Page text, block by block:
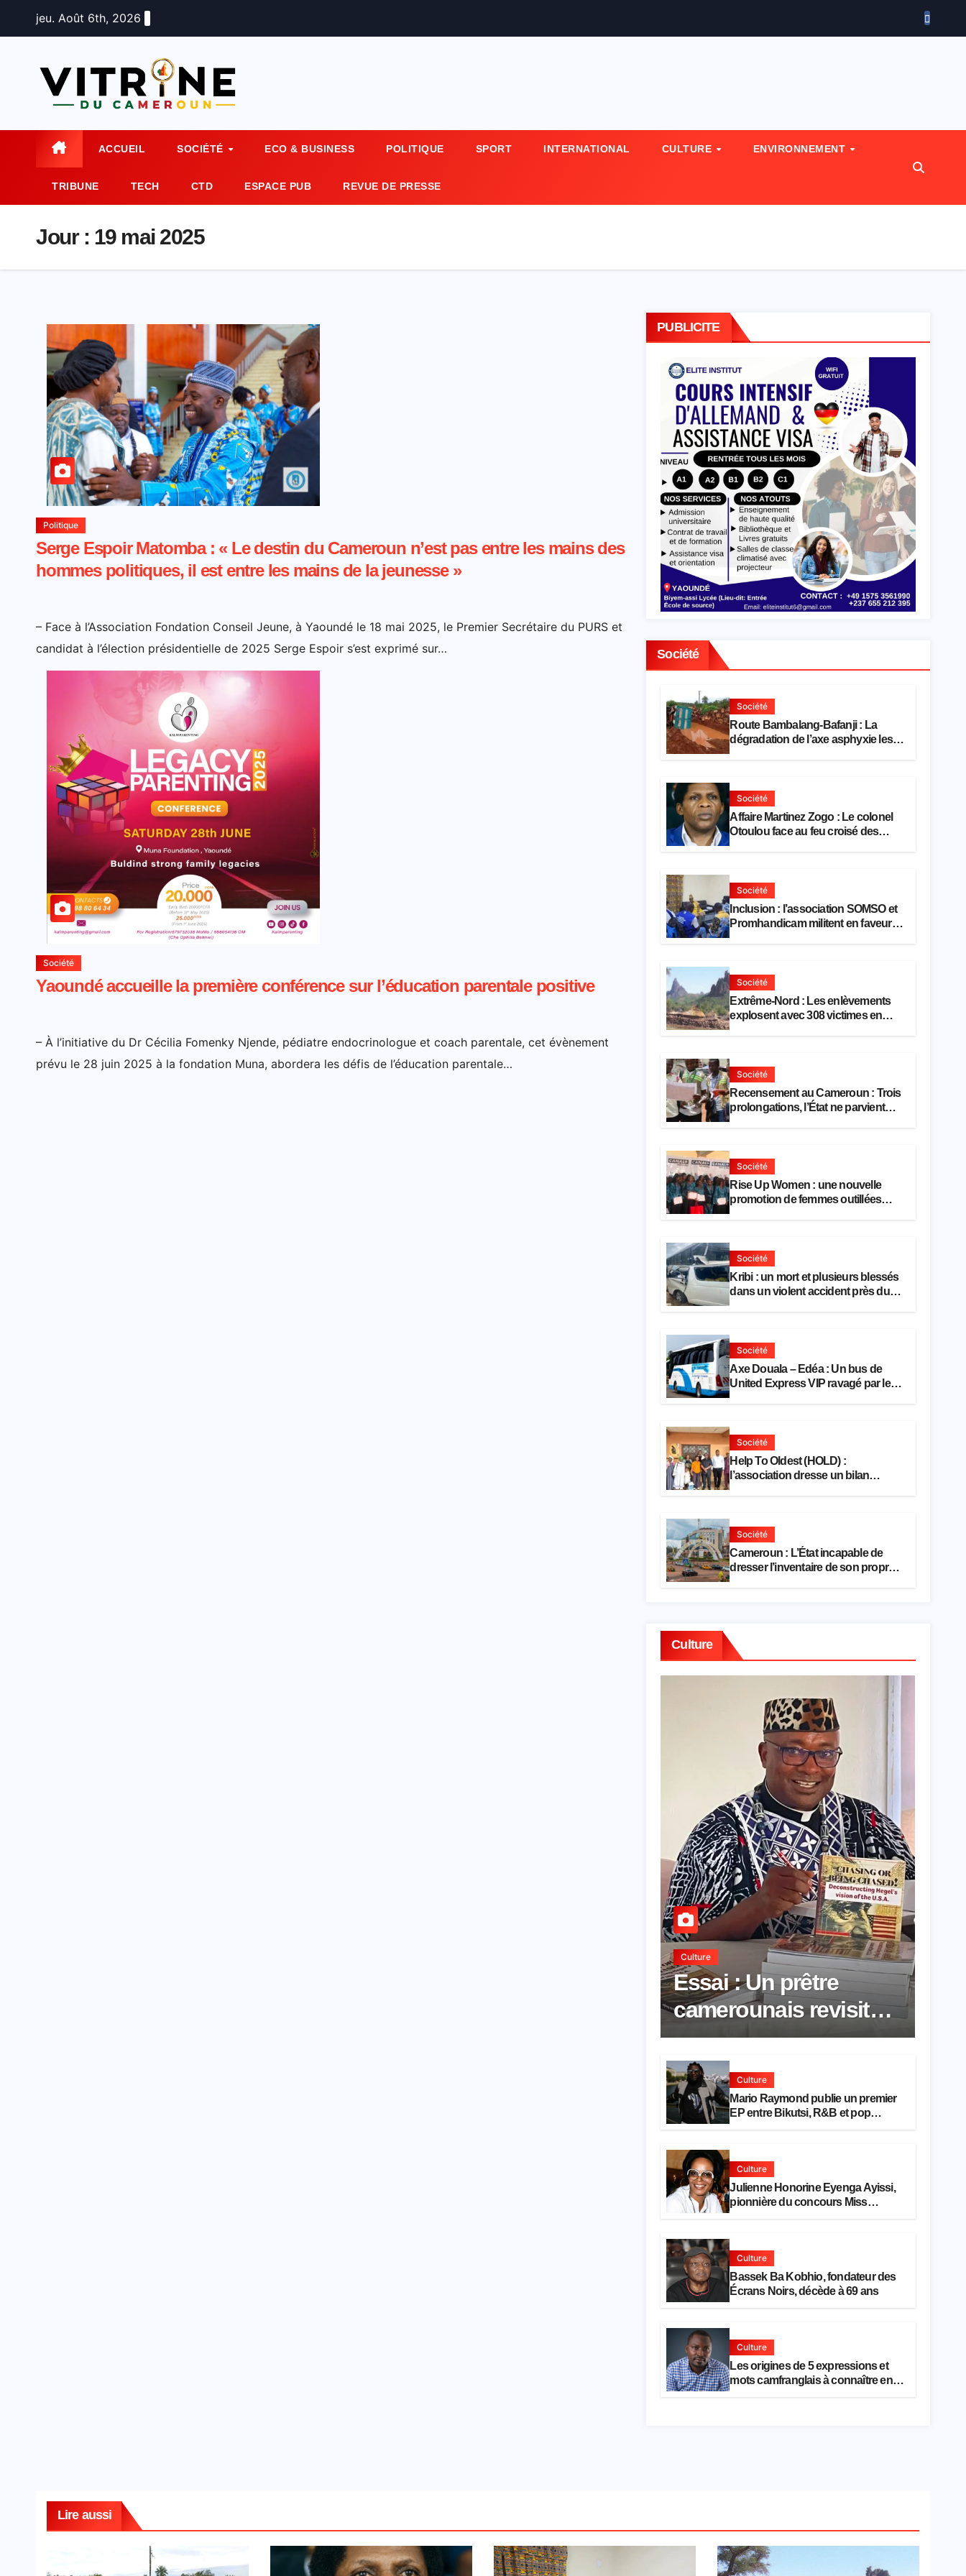
jeu. Août 6th, 2026
ACCUEIL SOCIÉTÉ ECO & BUSINESS POLITIQUE SPORT INTERNATIONAL CULTURE ENVIRONNEMENT
TRIBUNE TECH CTD ESPACE PUB REVUE DE PRESSE
Jour : 19 mai 2025
Politique
Serge Espoir Matomba : « Le destin du Cameroun n’est pas entre les mains des
hommes politiques, il est entre les mains de la jeunesse »
– Face à l’Association Fondation Conseil Jeune, à Yaoundé le 18 mai 2025, le Premier Secrétaire du PURS et
candidat à l’élection présidentielle de 2025 Serge Espoir s’est exprimé sur…
Société
Yaoundé accueille la première conférence sur l’éducation parentale positive
– À l’initiative du Dr Cécilia Fomenky Njende, pédiatre endocrinologue et coach parentale, cet évènement
prévu le 28 juin 2025 à la fondation Muna, abordera les défis de l’éducation parentale…
PUBLICITE
Société
Société
Route Bambalang-Bafanji : La
dégradation de l’axe asphyxie les
Société
Affaire Martinez Zogo : Le colonel
Otoulou face au feu croisé des
Société
Inclusion : l’association SOMSO et
Promhandicam militent en faveur
Société
Extrême-Nord : Les enlèvements
explosent avec 308 victimes en
Société
Recensement au Cameroun : Trois
prolongations, l’État ne parvient
Société
Rise Up Women : une nouvelle
promotion de femmes outillées
Société
Kribi : un mort et plusieurs blessés
dans un violent accident près du
Société
Axe Douala – Edéa : Un bus de
United Express VIP ravagé par les
Société
Help To Oldest (HOLD) :
l’association dresse un bilan
Société
Cameroun : L’État incapable de
dresser l’inventaire de son propre
Culture
Culture
Essai : Un prêtre
camerounais revisite
la pensée de Hegel à
travers le rêve
américain
Culture
Mario Raymond publie un premier
EP entre Bikutsi, R&B et pop
Culture
Julienne Honorine Eyenga Ayissi,
pionnière du concours Miss
Culture
Bassek Ba Kobhio, fondateur des
Écrans Noirs, décède à 69 ans
Culture
Les origines de 5 expressions et
mots camfranglais à connaître en
Lire aussi